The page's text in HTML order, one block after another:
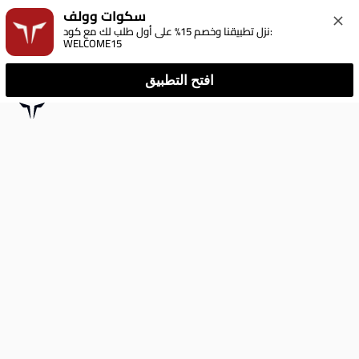
سكوات وولف
نزل تطبيقنا وخصم 15% على أول طلب لك مع كود:
WELCOME15
افتح التطبيق